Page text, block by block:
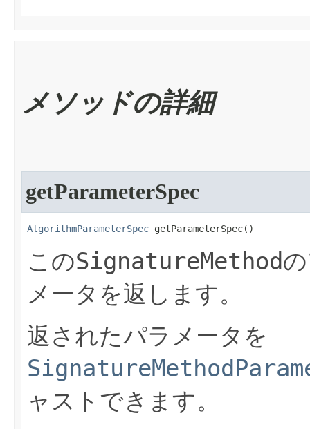
メソッドの詳細
getParameterSpec
AlgorithmParameterSpec getParameterSpec​()
このSignatureMethod
メータを返します。
返されたパラメータを
ャストできます。